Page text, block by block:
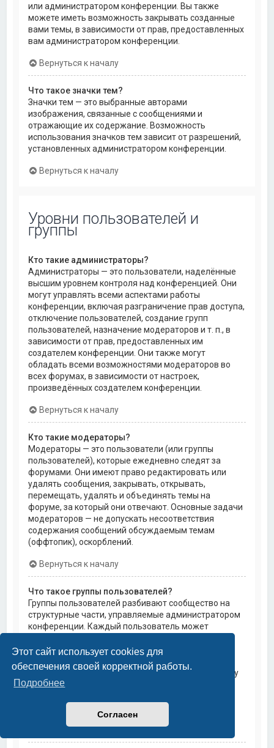
Этот сайт использует cookies для
обеспечения своей корректной работы.
Подробнее
Согласен
или администратором конференции. Вы также
можете иметь возможность закрывать созданные
вами темы, в зависимости от прав, предоставленных
вам администратором конференции.
Вернуться к началу
Что такое значки тем?
Значки тем — это выбранные авторами
изображения, связанные с сообщениями и
отражающие их содержание. Возможность
использования значков тем зависит от разрешений,
установленных администратором конференции.
Вернуться к началу
Уровни пользователей и
группы
Кто такие администраторы?
Администраторы — это пользователи, наделённые
высшим уровнем контроля над конференцией. Они
могут управлять всеми аспектами работы
конференции, включая разграничение прав доступа,
отключение пользователей, создание групп
пользователей, назначение модераторов и т. п., в
зависимости от прав, предоставленных им
создателем конференции. Они также могут
обладать всеми возможностями модераторов во
всех форумах, в зависимости от настроек,
произведённых создателем конференции.
Вернуться к началу
Кто такие модераторы?
Модераторы — это пользователи (или группы
пользователей), которые ежедневно следят за
форумами. Они имеют право редактировать или
удалять сообщения, закрывать, открывать,
перемещать, удалять и объединять темы на
форуме, за который они отвечают. Основные задачи
модераторов — не допускать несоответствия
содержания сообщений обсуждаемым темам
(оффтопик), оскорблений.
Вернуться к началу
Что такое группы пользователей?
Группы пользователей разбивают сообщество на
структурные части, управляемые администратором
конференции. Каждый пользователь может
могут быть назначены индивидуальные права
доступа. Это облегчает администраторам
назначение прав доступа одновременно большому
количеству пользователей, например, изменение
пользователям доступа к приватным форумам.
Вернуться к началу